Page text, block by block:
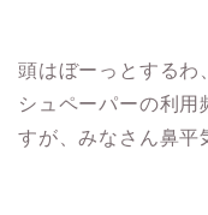
頭はぼーっとするわ
シュペーパーの利
すが、みなさん鼻平